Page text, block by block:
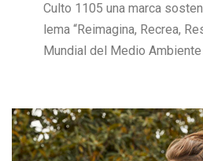
Culto 1105 una marca
lema “Reimagina, Recrea,
Mundial del Medio Ambiente